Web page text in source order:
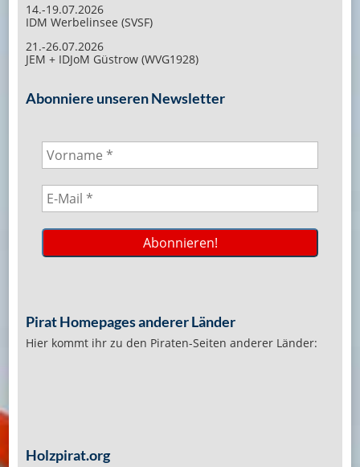
14.-19.07.2026
IDM Werbelinsee (SVSF)
21.-26.07.2026
JEM + IDJoM Güstrow (WVG1928)
Abonniere unseren Newsletter
Pirat Homepages anderer Länder
Hier kommt ihr zu den Piraten-Seiten anderer Länder:
Holzpirat.org